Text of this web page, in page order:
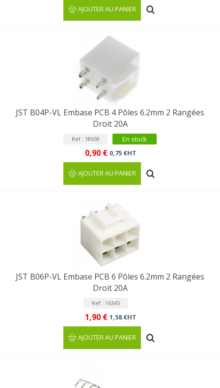
AJOUTER AU PANIER
JST B04P-VL Embase PCB 4 Pôles 6.2mm 2 Rangées
Droit 20A
Ref : 18659 En stock
0,90 € 0,75 €HT
AJOUTER AU PANIER
JST B06P-VL Embase PCB 6 Pôles 6.2mm 2 Rangées
Droit 20A
Ref : 16345
1,90 € 1,58 €HT
AJOUTER AU PANIER